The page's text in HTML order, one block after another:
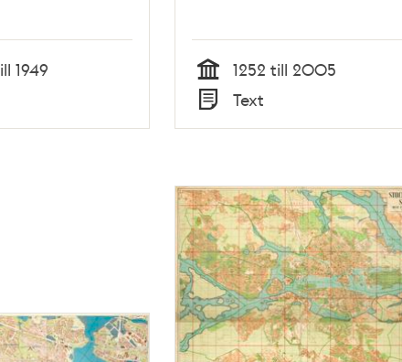
1949
Tid
1252 till 2005
Typ
Text